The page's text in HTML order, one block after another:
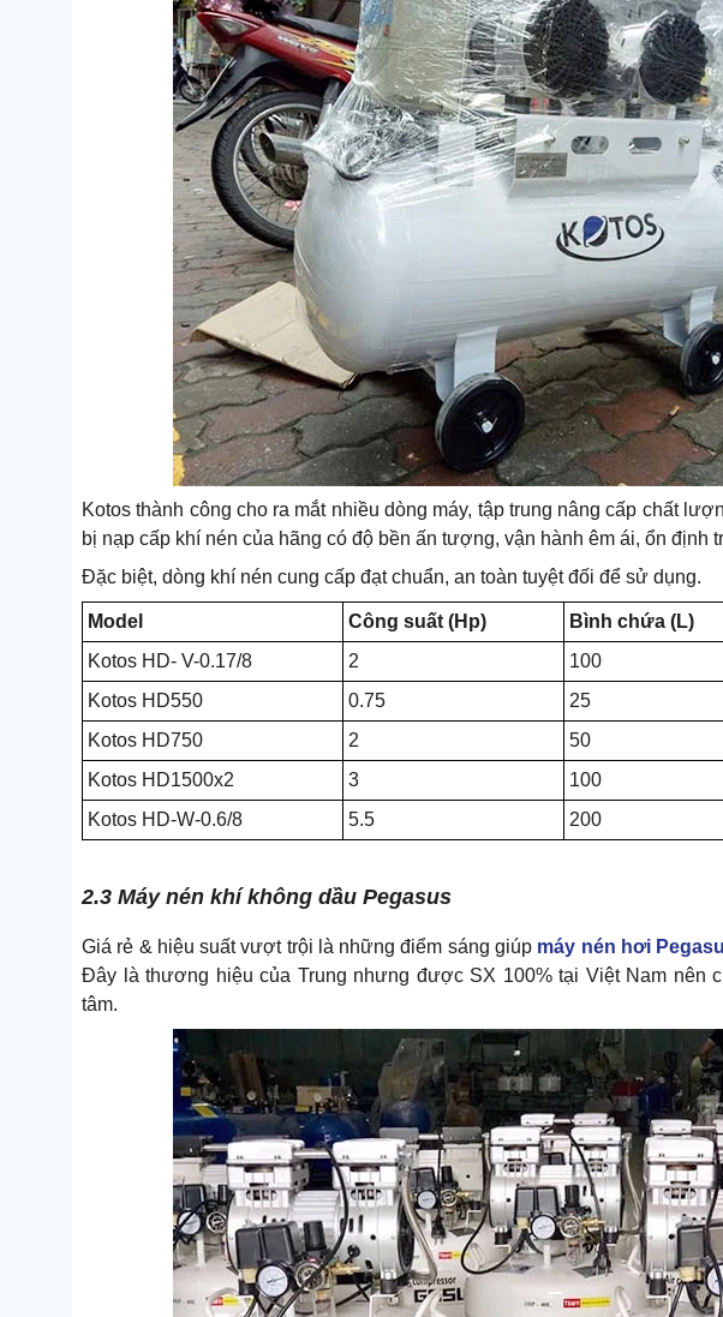
Kotos thành công cho ra mắt nhiều dòng máy, tập trung nâng cấp chất
bị nạp cấp khí nén của hãng có độ bền ấn tượng, vận hành êm ái, ổn định
Đặc biệt, dòng khí nén cung cấp đạt chuẩn, an toàn tuyệt đối để sử dụng.
Model Công suất (Hp) Bình chứa (L)
Kotos HD- V-0.17/8
2 100
Kotos HD550
0.75 25
Kotos HD750
2 50
Kotos HD1500x2
3 100
Kotos HD-W-0.6/8
5.5 200
2.3 Máy nén khí không dầu Pegasus
Giá rẻ & hiệu suất vượt trội là những điểm sáng giúp máy nén hơi
Đây là thương hiệu của Trung nhưng được SX 100% tại Việt Nam nên
tâm.